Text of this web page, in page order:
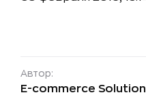
Автор:
E-commerce